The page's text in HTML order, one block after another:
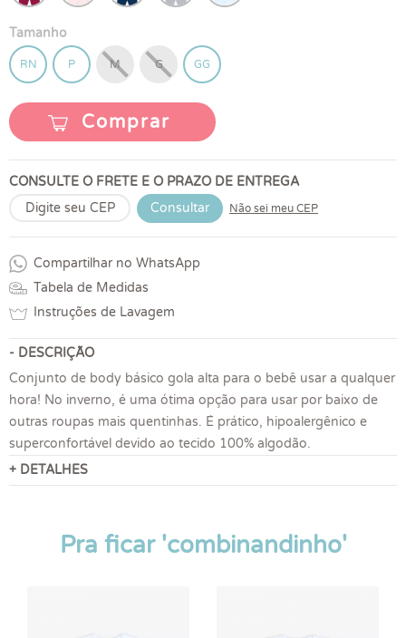
Tamanho
RN P M G GG
Comprar
CONSULTE O FRETE E O PRAZO DE ENTREGA
Consultar
Não sei meu CEP
Compartilhar no WhatsApp
Tabela de Medidas
Instruções de Lavagem
- DESCRIÇÃO
Conjunto de body básico gola alta para o bebê usar a qualquer
hora! No inverno, é uma ótima opção para usar por baixo de
outras roupas mais quentinhas. É prático, hipoalergênico e
superconfortável devido ao tecido 100% algodão.
+ DETALHES
Pra ficar 'combinandinho'